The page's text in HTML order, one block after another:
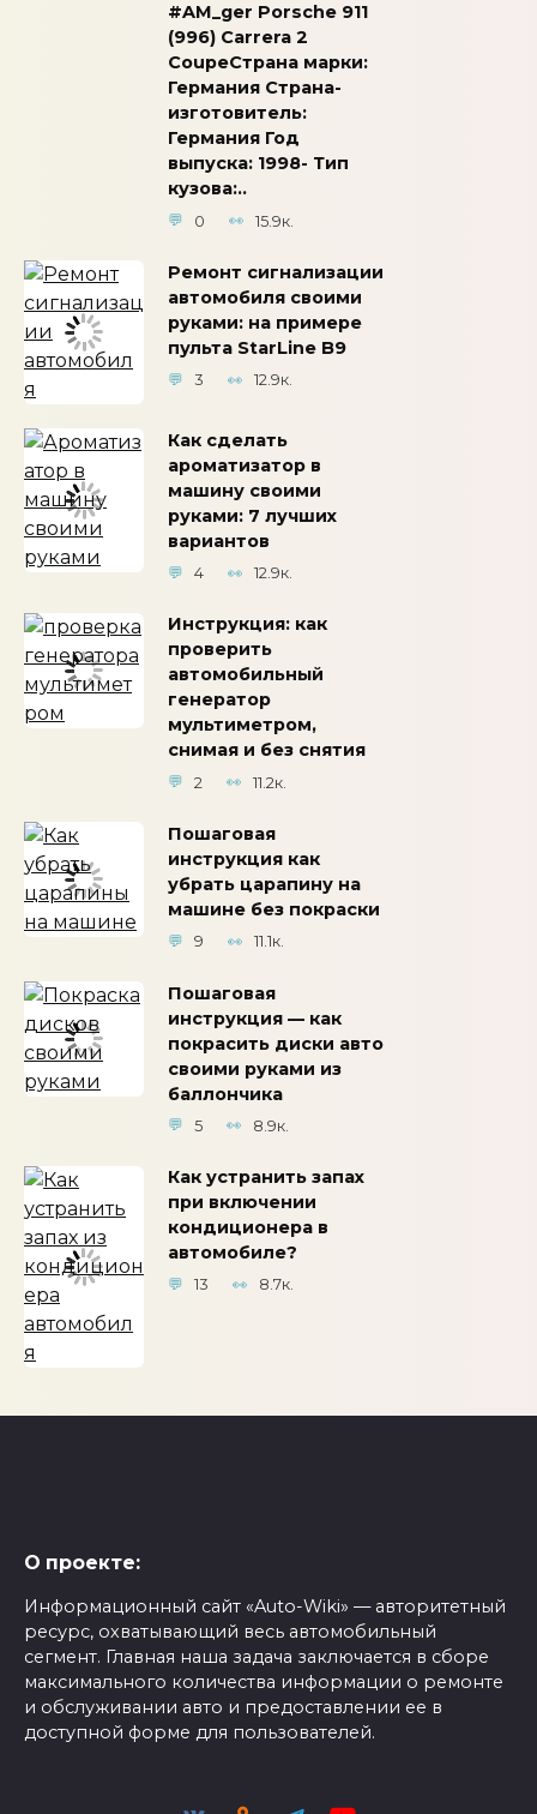
#AM_ger Porsche 911
(996) Carrera 2
CoupeСтрана марки:
Германия Страна-
изготовитель:
Германия Год
выпуска: 1998- Тип
кузова:..
0 15.9к.
Ремонт сигнализации
автомобиля своими
руками: на примере
пульта StarLine B9
3 12.9к.
Как сделать
ароматизатор в
машину своими
руками: 7 лучших
вариантов
4 12.9к.
Инструкция: как
проверить
автомобильный
генератор
мультиметром,
снимая и без снятия
2 11.2к.
Пошаговая
инструкция как
убрать царапину на
машине без покраски
9 11.1к.
Пошаговая
инструкция — как
покрасить диски авто
своими руками из
баллончика
5 8.9к.
Как устранить запах
при включении
кондиционера в
автомобиле?
13 8.7к.
О проекте:
Информационный сайт «Auto-Wiki» — авторитетный
ресурс, охватывающий весь автомобильный
сегмент. Главная наша задача заключается в сборе
максимального количества информации о ремонте
и обслуживании авто и предоставлении ее в
доступной форме для пользователей.